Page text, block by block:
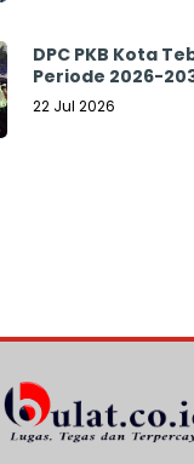
DPC PKB Kota
Periode 2026-
22 Jul 2026